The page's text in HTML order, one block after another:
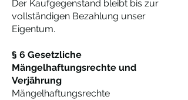
Der Kaufgegenstand bleibt bis zur
vollständigen Bezahlung unser
Eigentum.
§ 6 Gesetzliche
Mängelhaftungsrechte und
Verjährung
Mängelhaftungsrechte